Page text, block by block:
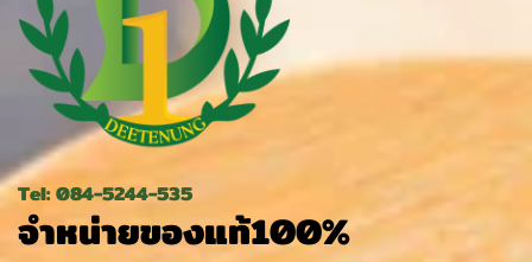
Tel: 084-5244-535
จำหน่ายของแท้100%